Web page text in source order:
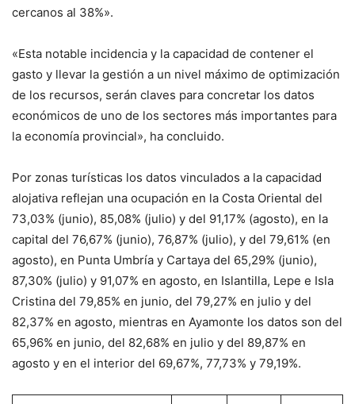
cercanos al 38%».
«Esta notable incidencia y la capacidad de contener el
gasto y llevar la gestión a un nivel máximo de optimización
de los recursos, serán claves para concretar los datos
económicos de uno de los sectores más importantes para
la economía provincial», ha concluido.
Por zonas turísticas los datos vinculados a la capacidad
alojativa reflejan una ocupación en la Costa Oriental del
73,03% (junio), 85,08% (julio) y del 91,17% (agosto), en la
capital del 76,67% (junio), 76,87% (julio), y del 79,61% (en
agosto), en Punta Umbría y Cartaya del 65,29% (junio),
87,30% (julio) y 91,07% en agosto, en Islantilla, Lepe e Isla
Cristina del 79,85% en junio, del 79,27% en julio y del
82,37% en agosto, mientras en Ayamonte los datos son del
65,96% en junio, del 82,68% en julio y del 89,87% en
agosto y en el interior del 69,67%, 77,73% y 79,19%.